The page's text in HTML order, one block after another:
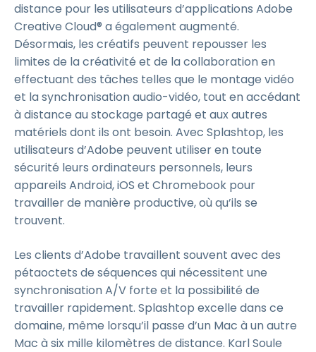
distance pour les utilisateurs d’applications Adobe
Creative Cloud® a également augmenté.
Désormais, les créatifs peuvent repousser les
limites de la créativité et de la collaboration en
effectuant des tâches telles que le montage vidéo
et la synchronisation audio-vidéo, tout en accédant
à distance au stockage partagé et aux autres
matériels dont ils ont besoin. Avec Splashtop, les
utilisateurs d’Adobe peuvent utiliser en toute
sécurité leurs ordinateurs personnels, leurs
appareils Android, iOS et Chromebook pour
travailler de manière productive, où qu’ils se
trouvent.
Les clients d’Adobe travaillent souvent avec des
pétaoctets de séquences qui nécessitent une
synchronisation A/V forte et la possibilité de
travailler rapidement. Splashtop excelle dans ce
domaine, même lorsqu’il passe d’un Mac à un autre
Mac à six mille kilomètres de distance. Karl Soule